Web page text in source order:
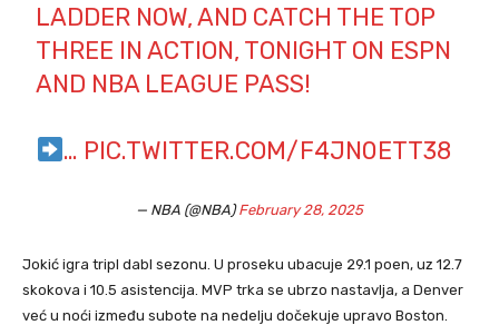
LADDER NOW, AND CATCH THE TOP
THREE IN ACTION, TONIGHT ON ESPN
AND NBA LEAGUE PASS!
… PIC.TWITTER.COM/F4JN0ETT38
— NBA (@NBA)February 28, 2025
Jokić igra tripl dabl sezonu. U proseku ubacuje 29.1 poen, uz 12.7
skokova i 10.5 asistencija. MVP trka se ubrzo nastavlja, a Denver
već u noći između subote na nedelju dočekuje upravo Boston.